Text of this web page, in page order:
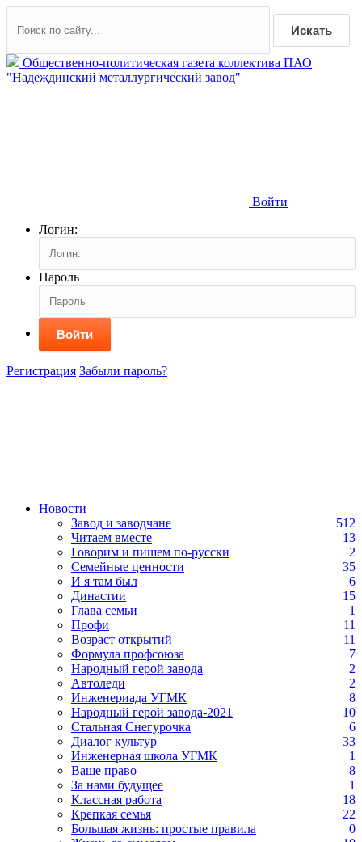
Искать
Общественно-политическая газета коллектива ПАО
"Надеждинский металлургический завод"
Войти
Логин:
Пароль
Войти
Регистрация Забыли пароль?
Новости
Завод и заводчане
512
Читаем вместе
13
Говорим и пишем по-русски
2
Семейные ценности
35
И я там был
6
Династии
15
Глава семьи
1
Профи
11
Возраст открытий
11
Формула профсоюза
7
Народный герой завода
2
Автоледи
2
Инженериада УГМК
8
Народный герой завода-2021
10
Стальная Снегурочка
6
Диалог культур
33
Инженерная школа УГМК
1
Ваше право
8
За нами будущее
1
Классная работа
18
Крепкая семья
22
Большая жизнь: простые правила
0